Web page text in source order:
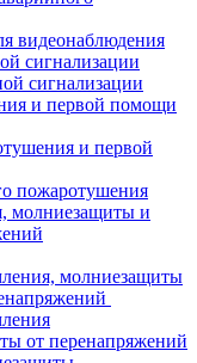
видеонаблюдения
сигнализации
сигнализации
и первой помощи
и первой
пожаротушения
молниезащиты и
молниезащиты
от перенапряжений